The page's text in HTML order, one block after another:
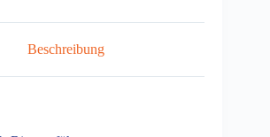
Beschreibung